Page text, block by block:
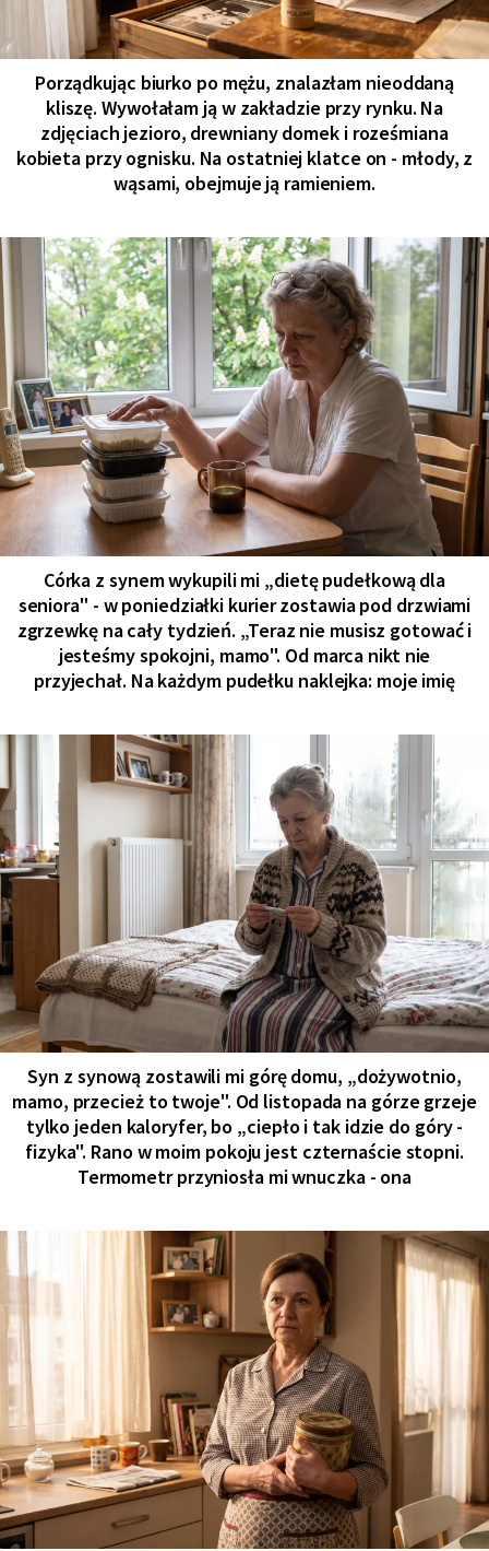
Porządkując biurko po mężu, znalazłam nieoddaną
kliszę. Wywołałam ją w zakładzie przy rynku. Na
zdjęciach jezioro, drewniany domek i roześmiana
kobieta przy ognisku. Na ostatniej klatce on - młody, z
wąsami, obejmuje ją ramieniem.
Córka z synem wykupili mi „dietę pudełkową dla
seniora" - w poniedziałki kurier zostawia pod drzwiami
zgrzewkę na cały tydzień. „Teraz nie musisz gotować i
jesteśmy spokojni, mamo". Od marca nikt nie
przyjechał. Na każdym pudełku naklejka: moje imię
Syn z synową zostawili mi górę domu, „dożywotnio,
mamo, przecież to twoje". Od listopada na górze grzeje
tylko jeden kaloryfer, bo „ciepło i tak idzie do góry -
fizyka". Rano w moim pokoju jest czternaście stopni.
Termometr przyniosła mi wnuczka - ona